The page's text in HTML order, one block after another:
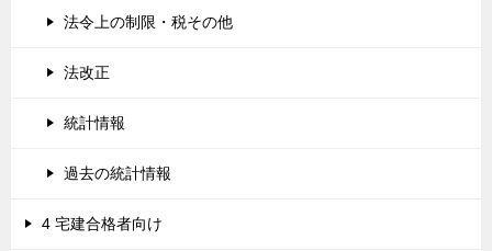
法令上の制限・税その他
法改正
統計情報
過去の統計情報
4 宅建合格者向け